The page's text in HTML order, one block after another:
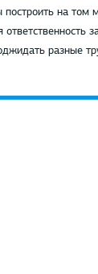
на том
разные